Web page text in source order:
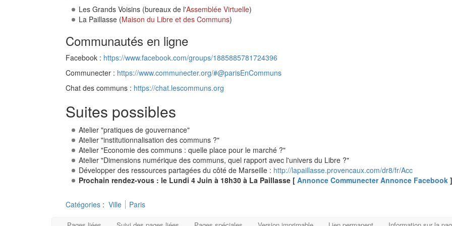
Les Grands Voisins (bureaux de l'Assemblée Virtuelle)
La Paillasse (Maison du Libre et des Communs)
Communautés en ligne
Facebook : https://www.facebook.com/groups/1885885781724396
Communecter : https://www.communecter.org/#@parisEnCommuns
Chat des communs : https://chat.lescommuns.org
Suites possibles
Atelier "pratiques de gouvernance"
Atelier "institutionnalisation des communs ?"
Atelier "Economie des communs : quelle place pour le marché ?"
Atelier "Dimensions numérique des communs, quel rapport avec l'univers du Libre ?"
Développer des ressources partagées du côté de Marseille : http://lapaillasse.provencaux.com/dr8/fr/Acc
Prochain rendez-vous : le Lundi 4 Juin à 18h30 à La Paillasse [ Annonce Communecter Annonce Facebook]
Catégories : Ville Paris